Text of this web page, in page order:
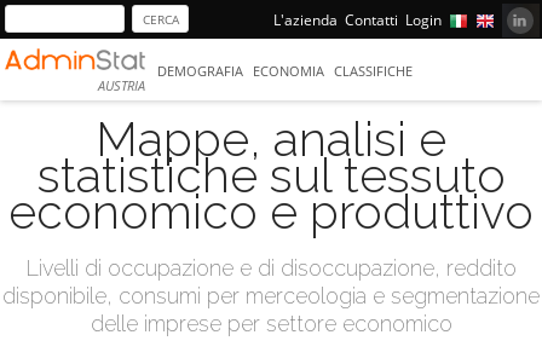
L'azienda Contatti Login
AUSTRIA
DEMOGRAFIA ECONOMIA CLASSIFICHE
Mappe, analisi e
statistiche sul tessuto
economico e produttivo
Livelli di occupazione e di disoccupazione, reddito
disponibile, consumi per merceologia e segmentazione
delle imprese per settore economico